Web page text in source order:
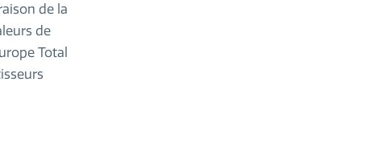
de la
de
Total